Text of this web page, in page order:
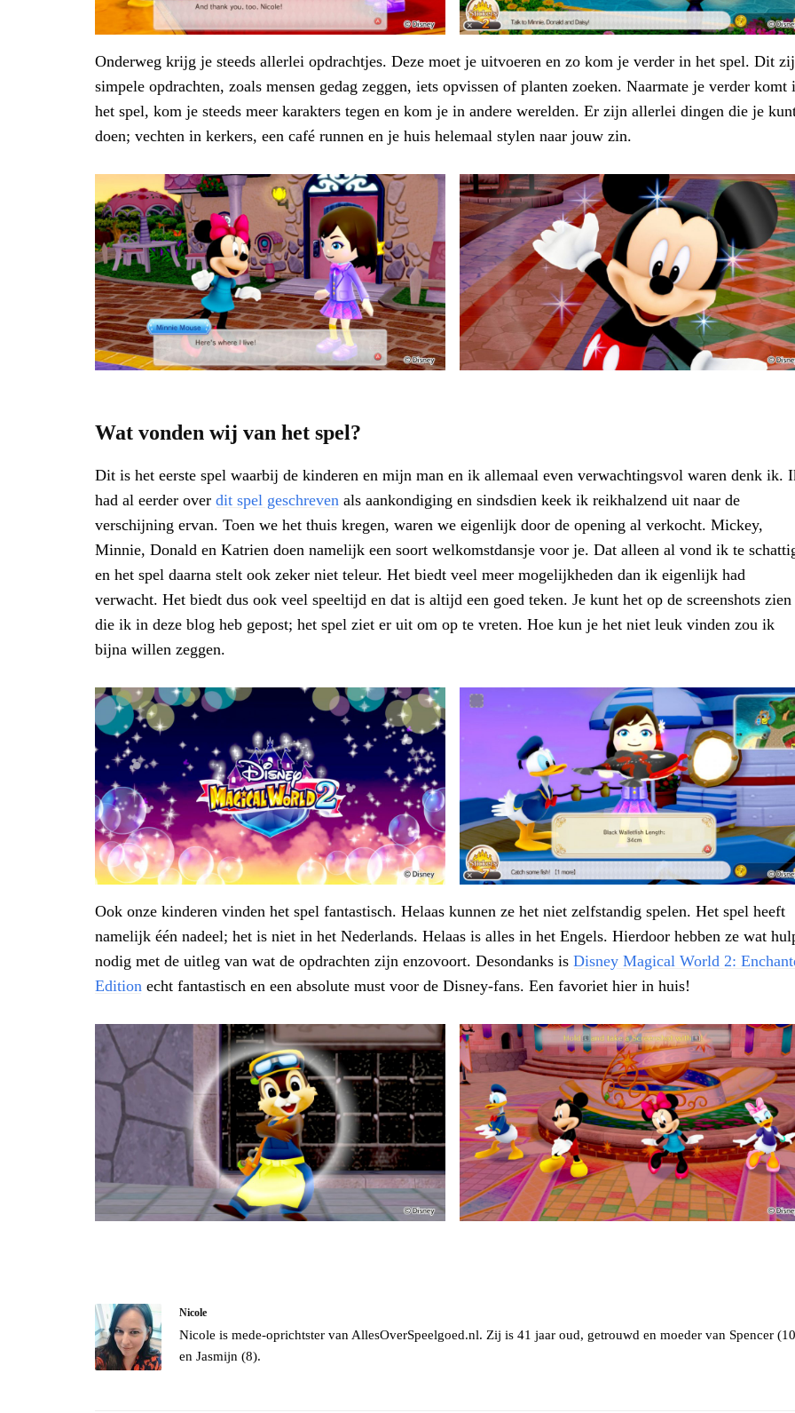
Onderweg krijg je steeds allerlei opdrachtjes. Deze moet je uitvoeren en zo kom je verder in het spel. Dit
simpele opdrachten, zoals mensen gedag zeggen, iets opvissen of planten zoeken. Naarmate je verder komt
het spel, kom je steeds meer karakters tegen en kom je in andere werelden. Er zijn allerlei dingen die je
doen; vechten in kerkers, een café runnen en je huis helemaal stylen naar jouw zin.
Wat vonden wij van het spel?
Dit is het eerste spel waarbij de kinderen en mijn man en ik allemaal even verwachtingsvol waren denk ik.
had al eerder over dit spel geschreven als aankondiging en sindsdien keek ik reikhalzend uit naar de
verschijning ervan. Toen we het thuis kregen, waren we eigenlijk door de opening al verkocht. Mickey,
Minnie, Donald en Katrien doen namelijk een soort welkomstdansje voor je. Dat alleen al vond ik te
en het spel daarna stelt ook zeker niet teleur. Het biedt veel meer mogelijkheden dan ik eigenlijk had
verwacht. Het biedt dus ook veel speeltijd en dat is altijd een goed teken. Je kunt het op de screenshots zien
die ik in deze blog heb gepost; het spel ziet er uit om op te vreten. Hoe kun je het niet leuk vinden zou ik
bijna willen zeggen.
Ook onze kinderen vinden het spel fantastisch. Helaas kunnen ze het niet zelfstandig spelen. Het spel heeft
namelijk één nadeel; het is niet in het Nederlands. Helaas is alles in het Engels. Hierdoor hebben ze wat
nodig met de uitleg van wat de opdrachten zijn enzovoort. Desondanks is Disney Magical World 2:
Edition echt fantastisch en een absolute must voor de Disney-fans. Een favoriet hier in huis!
Nicole
Nicole is mede-oprichtster van AllesOverSpeelgoed.nl. Zij is 41 jaar oud, getrouwd en moeder van Spencer
en Jasmijn (8).